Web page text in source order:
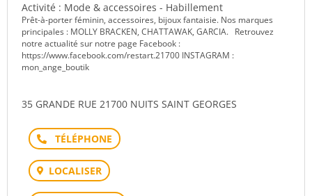
Activité : Mode & accessoires - Habillement
Prêt-à-porter féminin, accessoires, bijoux fantaisie. Nos marques
principales : MOLLY BRACKEN, CHATTAWAK, GARCIA. Retrouvez
notre actualité sur notre page Facebook :
https://www.facebook.com/restart.21700 INSTAGRAM :
mon_ange_boutik
35 GRANDE RUE 21700 NUITS SAINT GEORGES
Téléphone
LOCALISER